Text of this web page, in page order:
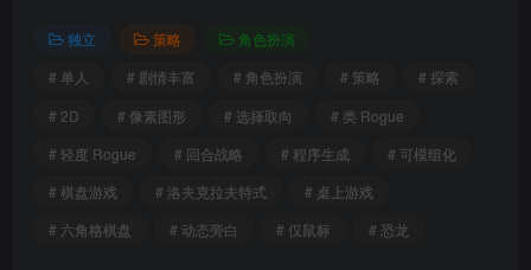
独立 策略
角色扮演
# 单人
# 剧情丰富 # 角色扮演 # 策略
# 探索
# 2D
# 像素图形 # 选择取向
# 类 Rogue
# 轻度 Rogue
# 回合战略 # 程序生成
# 可模组化
# 棋盘游戏
# 洛夫克拉夫特式
# 桌上游戏
# 六角格棋盘
# 动态旁白 # 仅鼠标 # 恐龙